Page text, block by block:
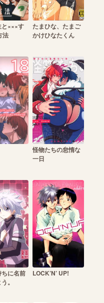
×××す
法
たまひな、たまご
かけひなたくん
怪物たちの怠惰な
一日
に名前
。
LOCK’N’ UP!